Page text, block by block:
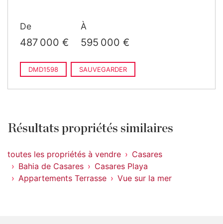
De
487 000 €
À
595 000 €
DMD1598 SAUVEGARDER
Résultats propriétés similaires
toutes les propriétés à vendre
Casares
Bahia de Casares
Casares Playa
Appartements Terrasse
Vue sur la mer